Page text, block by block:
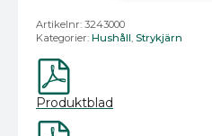
Artikelnr: 3243000
Kategorier: Hushåll, Strykjärn
Produktblad